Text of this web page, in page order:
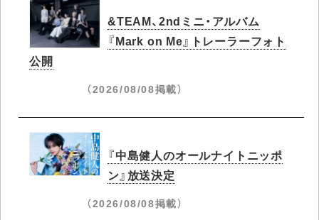
&TEAM、2ndミニ・アルバム
『Mark on Me』トレーラーフォト
公開
（2026/08/08掲載）
『中島健人のオールナイトニッポ
ン』放送決定
（2026/08/08掲載）